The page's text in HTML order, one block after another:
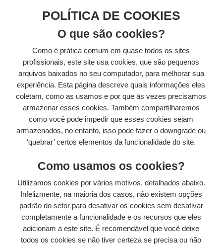
POLÍTICA DE COOKIES
O que são cookies?
Como é prática comum em quase todos os sites
profissionais, este site usa cookies, que são pequenos
arquivos baixados no seu computador, para melhorar sua
experiência. Esta página descreve quais informações eles
coletam, como as usamos e por que às vezes precisamos
armazenar esses cookies. Também compartilharemos
como você pode impedir que esses cookies sejam
armazenados, no entanto, isso pode fazer o downgrade ou
‘quebrar’ certos elementos da funcionalidade do site.
Como usamos os cookies?
Utilizamos cookies por vários motivos, detalhados abaixo.
Infelizmente, na maioria dos casos, não existem opções
padrão do setor para desativar os cookies sem desativar
completamente a funcionalidade e os recursos que eles
adicionam a este site. É recomendável que você deixe
todos os cookies se não tiver certeza se precisa ou não